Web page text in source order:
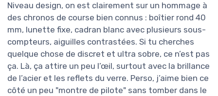
Niveau design, on est clairement sur un hommage à
des chronos de course bien connus : boîtier rond 40
mm, lunette fixe, cadran blanc avec plusieurs sous-
compteurs, aiguilles contrastées. Si tu cherches
quelque chose de discret et ultra sobre, ce n’est pas
ça. Là, ça attire un peu l’œil, surtout avec la brillance
de l’acier et les reflets du verre. Perso, j’aime bien ce
côté un peu "montre de pilote" sans tomber dans le